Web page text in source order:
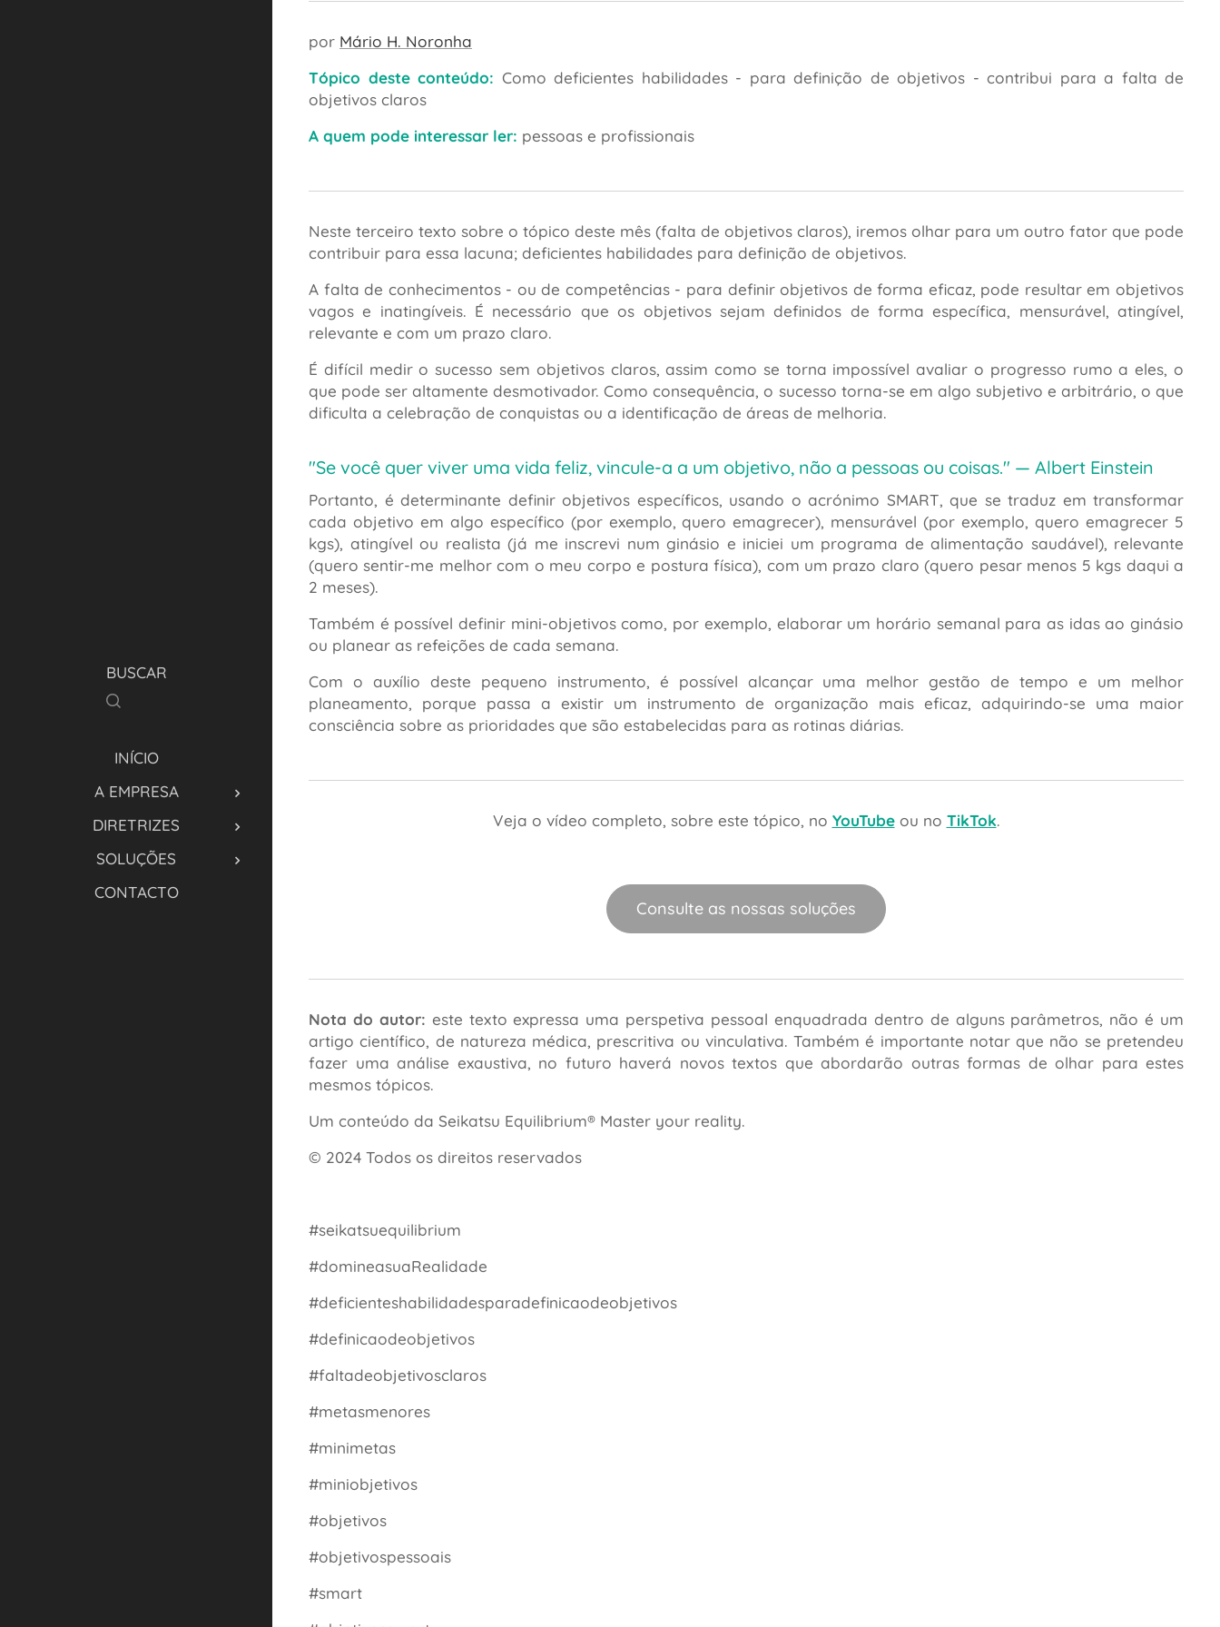
BUSCAR
INÍCIO
A EMPRESA
DIRETRIZES
SOLUÇÕES
CONTACTO
por Mário H. Noronha
Tópico deste conteúdo: Como deficientes habilidades - para definição de objetivos - contribui para a falta de
objetivos claros
A quem pode interessar ler: pessoas e profissionais
Neste terceiro texto sobre o tópico deste mês (falta de objetivos claros), iremos olhar para um outro fator que pode
contribuir para essa lacuna; deficientes habilidades para definição de objetivos.
A falta de conhecimentos - ou de competências - para definir objetivos de forma eficaz, pode resultar em objetivos
vagos e inatingíveis. É necessário que os objetivos sejam definidos de forma específica, mensurável, atingível,
relevante e com um prazo claro.
É difícil medir o sucesso sem objetivos claros, assim como se torna impossível avaliar o progresso rumo a eles, o
que pode ser altamente desmotivador. Como consequência, o sucesso torna-se em algo subjetivo e arbitrário, o que
dificulta a celebração de conquistas ou a identificação de áreas de melhoria.
"Se você quer viver uma vida feliz, vincule-a a um objetivo, não a pessoas ou coisas." — Albert Einstein
Portanto, é determinante definir objetivos específicos, usando o acrónimo SMART, que se traduz em transformar
cada objetivo em algo específico (por exemplo, quero emagrecer), mensurável (por exemplo, quero emagrecer 5
kgs), atingível ou realista (já me inscrevi num ginásio e iniciei um programa de alimentação saudável), relevante
(quero sentir-me melhor com o meu corpo e postura física), com um prazo claro (quero pesar menos 5 kgs daqui a
2 meses).
Também é possível definir mini-objetivos como, por exemplo, elaborar um horário semanal para as idas ao ginásio
ou planear as refeições de cada semana.
Com o auxílio deste pequeno instrumento, é possível alcançar uma melhor gestão de tempo e um melhor
planeamento, porque passa a existir um instrumento de organização mais eficaz, adquirindo-se uma maior
consciência sobre as prioridades que são estabelecidas para as rotinas diárias.
Veja o vídeo completo, sobre este tópico, no YouTubeou no TikTok.
Consulte as nossas soluções
Nota do autor: este texto expressa uma perspetiva pessoal enquadrada dentro de alguns parâmetros, não é um
artigo científico, de natureza médica, prescritiva ou vinculativa. Também é importante notar que não se pretendeu
fazer uma análise exaustiva, no futuro haverá novos textos que abordarão outras formas de olhar para estes
mesmos tópicos.
Um conteúdo da Seikatsu Equilibrium® Master your reality.
© 2024 Todos os direitos reservados
#seikatsuequilibrium
#domineasuaRealidade
#deficienteshabilidadesparadefinicaodeobjetivos
#definicaodeobjetivos
#faltadeobjetivosclaros
#metasmenores
#minimetas
#miniobjetivos
#objetivos
#objetivospessoais
#smart